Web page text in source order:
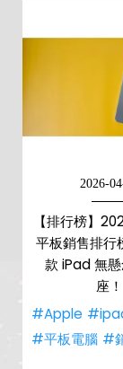
2026-
【排行榜】
平板銷售排行
款 iPad 無
座！
#Apple
#平板電腦 #